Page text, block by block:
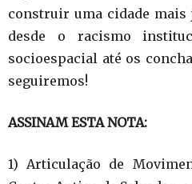
construir uma cidade
desde o racismo
socioespacial até os
seguiremos!
ASSINAM ESTA NOTA:
1) Articulação de